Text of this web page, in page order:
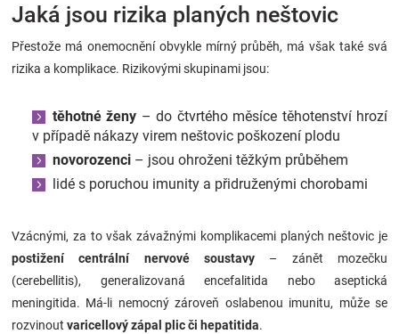
Jaká jsou rizika planých neštovic
Přestože má onemocnění obvykle mírný průběh, má však také svá
rizika a komplikace. Rizikovými skupinami jsou:
těhotné ženy – do čtvrtého měsíce těhotenství hrozí
v případě nákazy virem neštovic poškození plodu
novorozenci – jsou ohroženi těžkým průběhem
lidé s poruchou imunity a přidruženými chorobami
Vzácnými, za to však závažnými komplikacemi planých neštovic je
postižení centrální nervové soustavy – zánět mozečku
(cerebellitis), generalizovaná encefalitida nebo aseptická
meningitida. Má-li nemocný zároveň oslabenou imunitu, může se
rozvinout varicellový zápal plic či hepatitida.